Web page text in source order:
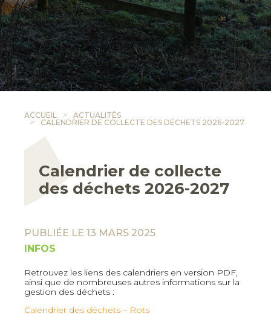
ACCUEIL
ACTUALITÉS
CALENDRIER DE COLLECTE DES DÉCHETS 2026-2027
Calendrier de collecte
des déchets 2026-2027
PUBLIÉE LE 13 MARS 2025
INFOS
Retrouvez les liens des calendriers en version PDF,
ainsi que de nombreuses autres informations sur la
gestion des déchets :
Calendrier des déchets – Rots